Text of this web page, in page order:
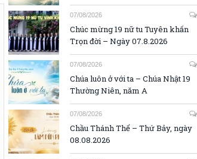
07/08/2026
Chúc mừng 19 nữ tu Tuyên khấn
Trọn đời – Ngày 07.8.2026
07/08/2026
Chúa luôn ở với ta – Chúa Nhật 19
Thường Niên, năm A
07/08/2026
Chầu Thánh Thể – Thứ Bảy, ngày
08.08.2026